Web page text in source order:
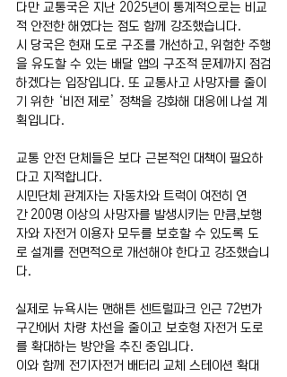
다만 교통국은 지난 2025년이 통계적으로는 비교
적 안전한 해였다는 점도 함께 강조했습니다.
시 당국은 현재 도로 구조를 개선하고, 위험한 주행
을 유도할 수 있는 배달 앱의 구조적 문제까지 점검
하겠다는 입장입니다. 또 교통사고 사망자를 줄이
기 위한 ‘비전 제로’ 정책을 강화해 대응에 나설 계
획입니다.
교통 안전 단체들은 보다 근본적인 대책이 필요하
다고 지적합니다.
시민단체 관계자는 자동차와 트럭이 여전히 연
간 200명 이상의 사망자를 발생시키는 만큼,보행
자와 자전거 이용자 모두를 보호할 수 있도록 도
로 설계를 전면적으로 개선해야 한다고 강조했습니
다.
실제로 뉴욕시는 맨해튼 센트럴파크 인근 72번가
구간에서 차량 차선을 줄이고 보호형 자전거 도로
를 확대하는 방안을 추진 중입니다.
이와 함께 전기자전거 배터리 교체 스테이션 확대